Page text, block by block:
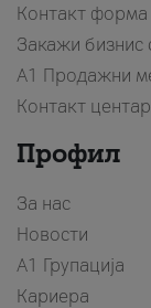
Контакт форма
Закажи бизнис
A1 Продажни
Контакт центар
Профил
За нас
Новости
А1 Групација
Кариера